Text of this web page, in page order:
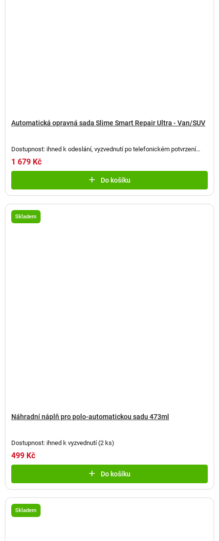
Automatická opravná sada Slime Smart Repair Ultra - Van/SUV
Dostupnost: ihned k odeslání, vyzvednutí po telefonickém potvrzení
(2 ks)
1 679 Kč
Do košíku
Skladem
Náhradní náplň pro polo-automatickou sadu 473ml
Dostupnost: ihned k vyzvednutí(2 ks)
499 Kč
Do košíku
Skladem